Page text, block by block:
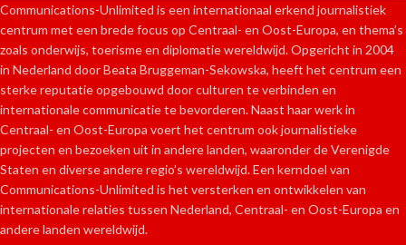
Communications-Unlimited is een internationaal erkend journalistiek
centrum met een brede focus op Centraal- en Oost-Europa, en thema’s
zoals onderwijs, toerisme en diplomatie wereldwijd. Opgericht in 2004
in Nederland door Beata Bruggeman-Sekowska, heeft het centrum een
sterke reputatie opgebouwd door culturen te verbinden en
internationale communicatie te bevorderen. Naast haar werk in
Centraal- en Oost-Europa voert het centrum ook journalistieke
projecten en bezoeken uit in andere landen, waaronder de Verenigde
Staten en diverse andere regio’s wereldwijd. Een kerndoel van
Communications-Unlimited is het versterken en ontwikkelen van
internationale relaties tussen Nederland, Centraal- en Oost-Europa en
andere landen wereldwijd.